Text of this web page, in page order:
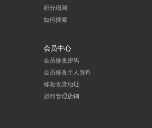
积分细则
如何搜索
会员中心
会员修改密码
会员修改个人资料
修改收货地址
如何管理店铺